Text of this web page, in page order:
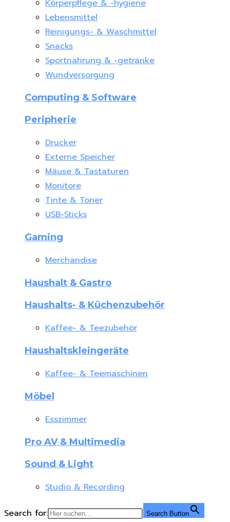
Körperpflege & -hygiene
Lebensmittel
Reinigungs- & Waschmittel
Snacks
Sportnahrung & -getränke
Wundversorgung
Computing & Software
Peripherie
Drucker
Externe Speicher
Mäuse & Tastaturen
Monitore
Tinte & Toner
USB-Sticks
Gaming
Merchandise
Haushalt & Gastro
Haushalts- & Küchenzubehör
Kaffee- & Teezubehör
Haushaltskleingeräte
Kaffee- & Teemaschinen
Möbel
Esszimmer
Pro AV & Multimedia
Sound & Light
Studio & Recording
Search for: Search Button